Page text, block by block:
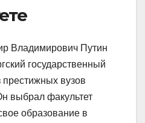
Владимирович Путин
государственный
престижных вузов
выбрал факультет
образование в